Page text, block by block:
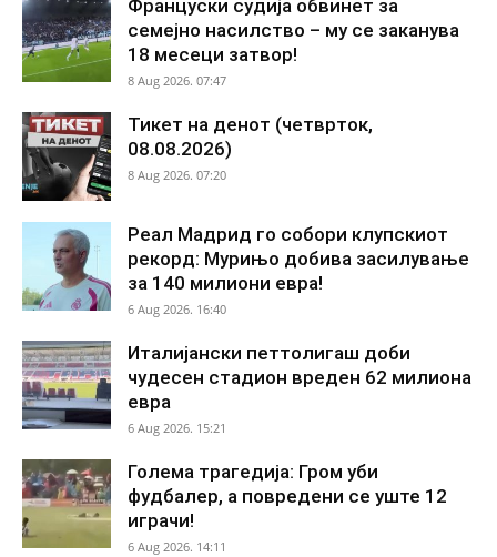
Француски судија обвинет за
семејно насилство – му се заканува
18 месеци затвор!
8 Aug 2026. 07:47
Тикет на денот (четврток,
08.08.2026)
8 Aug 2026. 07:20
Реал Мадрид го собори клупскиот
рекорд: Мурињо добива засилување
за 140 милиони евра!
6 Aug 2026. 16:40
Италијански петтолигаш доби
чудесен стадион вреден 62 милиона
евра
6 Aug 2026. 15:21
Голема трагедија: Гром уби
фудбалер, а повредени се уште 12
играчи!
6 Aug 2026. 14:11